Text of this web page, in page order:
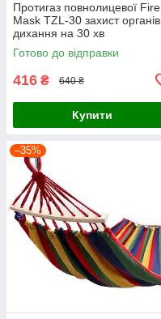
Протигаз повнолицевої Fire
Mask TZL-30 захист органів
дихання на 30 хв
протипожежна маска
Готово до відправки
416 ₴ 640 ₴
Купити
–35%